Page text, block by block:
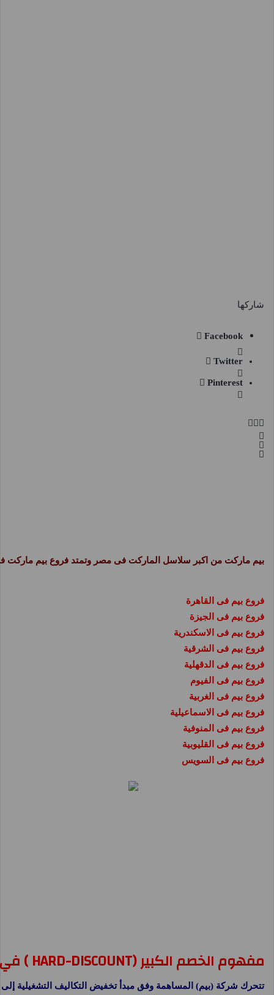
شاركها
Facebook
Twitter
Pinterest
بيم ماركت من اكبر سلاسل الماركت فى مصر وتمتد فروع بيم ماركت فى
فروع بيم فى القاهرة
فروع بيم فى الجيزة
فروع بيم فى الاسكندرية
فروع بيم فى الشرقية
فروع بيم فى الدقهلية
فروع بيم فى الفيوم
فروع بيم فى الغربية
فروع بيم فى الاسماعيلية
فروع بيم فى المنوفية
فروع بيم فى القليوبية
فروع بيم فى السويس
مفهوم الخصم الكبير (HARD-DISCOUNT ) في (بيم)
تتحرك شركة (بيم) المساهمة وفق مبدأ تخفيض التكاليف التشغيلية إلى